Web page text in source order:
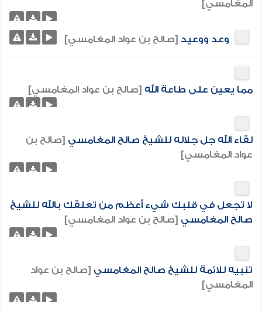
المغامسي]
وعد ووعيد [صالح بن عواد المغامسي]
مما يعين على طاعة الله [صالح بن عواد المغامسي]
لقاء الله جل جلاله للشيخ صالح المغامسي [صالح بن
عواد المغامسي]
لا تجعل في قلبك شيء أعظم من تعلقك بالله للشيخ
صالح المغامسي [صالح بن عواد المغامسي]
تنبيه للائمة للشيخ صالح المغامسي [صالح بن عواد
المغامسي]